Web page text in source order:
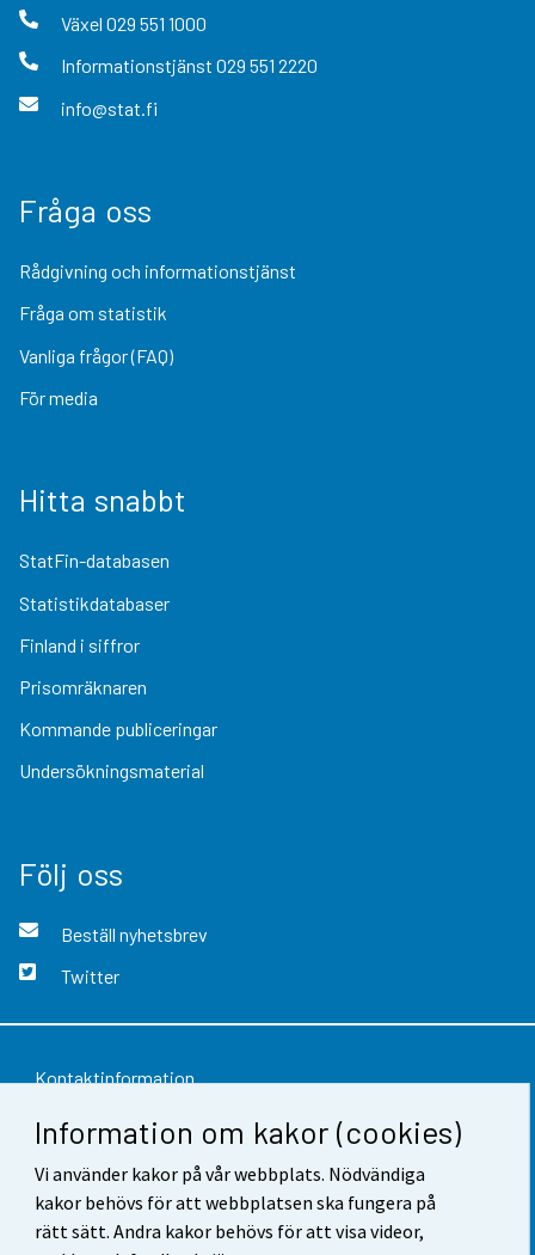
Information om kakor (cookies)
Vi använder kakor på vår webbplats. Nödvändiga
kakor behövs för att webbplatsen ska fungera på
rätt sätt. Andra kakor behövs för att visa videor,
Växel 029 551 1000
Informationstjänst 029 551 2220
info@stat.fi
Fråga oss
Rådgivning och informationstjänst
Fråga om statistik
Vanliga frågor (FAQ)
För media
Hitta snabbt
StatFin-databasen
Statistikdatabaser
Finland i siffror
Prisomräknaren
Kommande publiceringar
Undersökningsmaterial
Följ oss
Beställ nyhetsbrev
Twitter
Kontaktinformation
Respons
Användarvillkor
Dataskydd